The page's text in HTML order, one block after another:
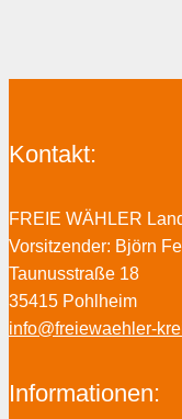
Kontakt:
FREIE WÄHLER
Vorsitzender: Björn
Taunusstraße 18
35415 Pohlheim
info@freiewaehler-
Informationen: